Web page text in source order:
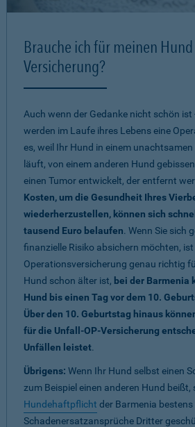
Brauche ich für meinen Hund
Versicherung?
Auch wenn der Gedanke nicht schön ist
werden im Laufe ihres Lebens eine
es, weil Ihr Hund in einem
läuft, von einem anderen Hund
einen Tumor entwickelt, der entfernt
Kosten, um die Gesundheit Ihres
wiederherzustellen, können sich
tausend Euro belaufen. Wenn Sie sich
finanzielle Risiko absichern möchten, ist
Operationsversicherung genau richtig
Hund schon älter ist, bei der Barmenia
Hund bis einen Tag vor dem 10.
Über den 10. Geburtstag hinaus
für die Unfall-OP-Versicherung
Unfällen leistet.
Übrigens: Wenn Ihr Hund selbst einen
zum Beispiel einen anderen Hund beißt,
Hundehaftpflicht der Barmenia bestens
Schadenersatzansprüche Dritter